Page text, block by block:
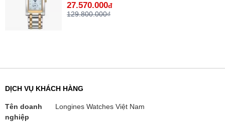
27.570.000đ
129.800.000₫
DỊCH VỤ KHÁCH HÀNG
Tên doanh
nghiệp
Longines Watches Việt Nam